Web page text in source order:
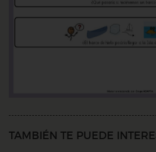
TAMBIÉN TE PUEDE